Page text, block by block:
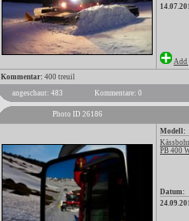
Add
Kommentar: 400 treuil
angeschaut: 483
Kommentare: 0
Photo ID 26186
Modell:
PB 400
Datum: